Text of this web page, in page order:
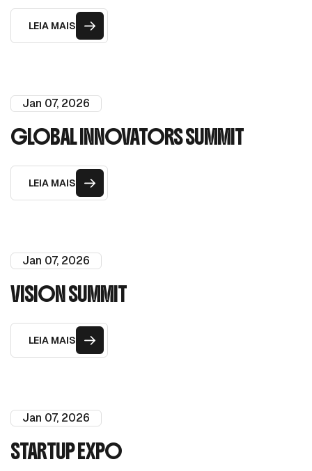
LEIA MAIS
Jan 07, 2026
GLOBAL INNOVATORS SUMMIT
LEIA MAIS
Jan 07, 2026
VISION SUMMIT
LEIA MAIS
Jan 07, 2026
STARTUP EXPO